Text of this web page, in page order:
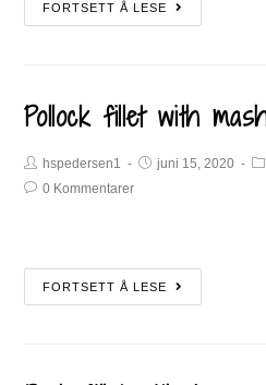
FORTSETT Å LESE
Pollock fillet with
hspedersen1 juni 15, 2020
0 Kommentarer
FORTSETT Å LESE